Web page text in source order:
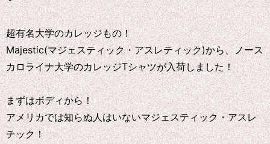
超有名大学のカレッジもの！
Majestic(マジェスティック・アスレティック)から、ノース
カロライナ大学のカレッジTシャツが入荷しました！
まずはボディから！
アメリカでは知らぬ人はいないマジェスティック・アスレ
チック！